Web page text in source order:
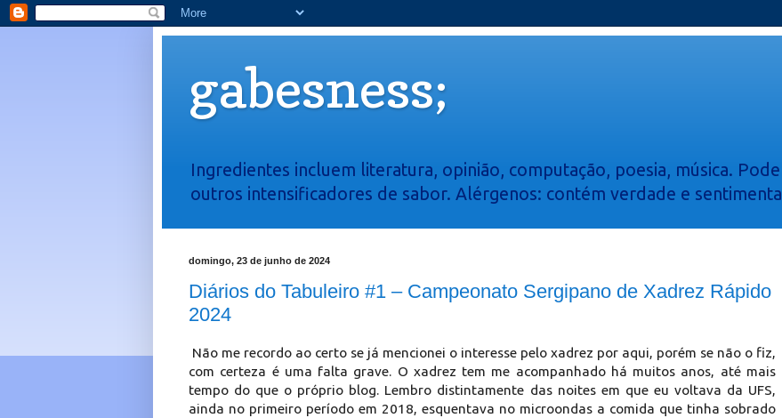
gabesness;
Ingredientes incluem literatura, opinião, computação, poesia, música.
outros intensificadores de sabor. Alérgenos: contém verdade e
domingo, 23 de junho de 2024
Diários do Tabuleiro #1 – Campeonato Sergipano de Xadrez Rápido
2024
Não me recordo ao certo se já mencionei o interesse pelo xadrez por aqui, porém se não o fiz,
com certeza é uma falta grave. O xadrez tem me acompanhado há muitos anos, até mais
tempo do que o próprio blog. Lembro distintamente das noites em que eu voltava da UFS,
ainda no primeiro período em 2018, esquentava no microondas a comida que tinha sobrado